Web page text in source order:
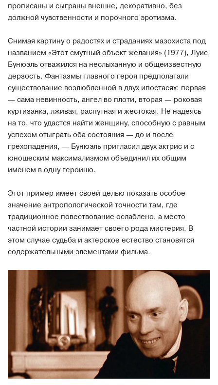
прописаны и сыграны внешне, декоративно, без
должной чувственности и порочного эротизма.
Снимая картину о радостях и страданиях мазохиста под
названием «Этот смутный объект желания» (1977), Луис
Бунюэль отважился на неслыханную и общеизвестную
дерзость. Фантазмы главного героя предполагали
существование возлюбленной в двух ипостасях: первая
— сама невинность, ангел во плоти, вторая — роковая
куртизанка, лживая, распутная и жестокая. Не надеясь
на то, что удастся найти женщину, способную с равным
успехом отыграть оба состояния — до и после
грехопадения, — Бунюэль пригласил двух актрис и с
юношеским максимализмом объединил их общим
именем в одну героиню.
Этот пример имеет своей целью показать особое
значение антропологической точности там, где
традиционное повествование ослаблено, а место
частной истории занимает своего рода мистерия. В
этом случае судьба и актерское естество становятся
содержательными элементами фильма.